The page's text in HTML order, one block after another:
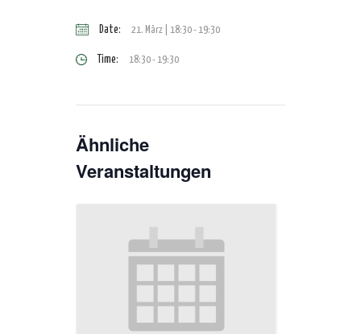
Date: 21. März | 18:30-19:30
Time: 18:30 - 19:30
Ähnliche
Veranstaltungen